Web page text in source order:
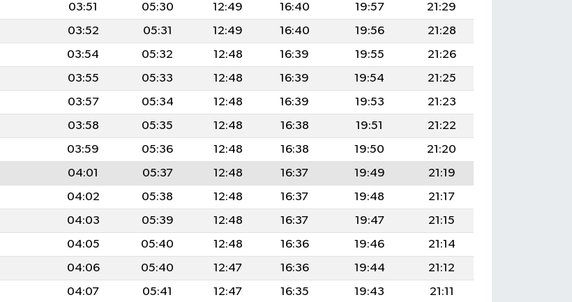
03:51 05:30 12:49 16:40 19:57
21:29
03:52 05:31 12:49 16:40 19:56
21:28
03:54 05:32 12:48 16:39 19:55
21:26
03:55 05:33 12:48 16:39 19:54
21:25
03:57 05:34 12:48 16:39 19:53
21:23
03:58 05:35 12:48 16:38 19:51
21:22
03:59 05:36 12:48 16:38 19:50
21:20
04:01 05:37 12:48 16:37 19:49
21:19
04:02 05:38 12:48 16:37 19:48
21:17
04:03 05:39 12:48 16:37 19:47
21:15
04:05 05:40 12:48 16:36 19:46
21:14
04:06 05:40 12:47 16:36 19:44
21:12
04:07 05:41 12:47 16:35 19:43
21:11